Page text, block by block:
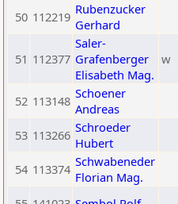
50 112219 Rubenzucker
Gerhard
51 112377
Saler-
Grafenberger
Elisabeth Mag.
w
52 113148 Schoener
Andreas
53 113266 Schroeder
Hubert
54 113374 Schwabeneder
Florian Mag.